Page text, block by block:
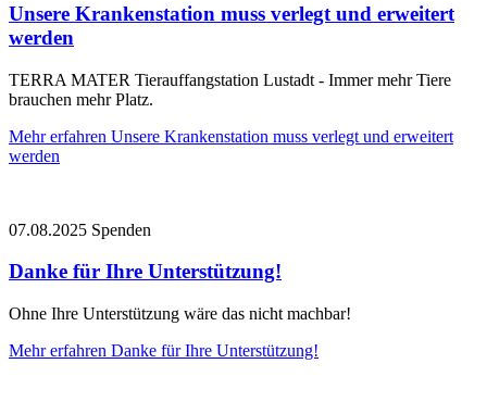
Unsere Krankenstation muss verlegt und erweitert
werden
TERRA MATER Tierauffangstation Lustadt - Immer mehr Tiere
brauchen mehr Platz.
Mehr erfahren Unsere Krankenstation muss verlegt und erweitert
werden
07.08.2025 Spenden
Danke für Ihre Unterstützung!
Ohne Ihre Unterstützung wäre das nicht machbar!
Mehr erfahren Danke für Ihre Unterstützung!